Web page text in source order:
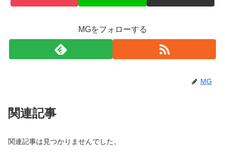
MGをフォローする
MG
関連記事
関連記事は見つかりませんでした。